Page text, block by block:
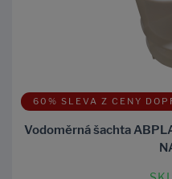
60% SLEVA Z CENY
Vodoměrná šachta